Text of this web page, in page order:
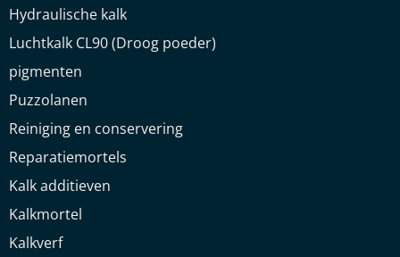
Hydraulische kalk
Luchtkalk CL90 (Droog poeder)
pigmenten
Puzzolanen
Reiniging en conservering
Reparatiemortels
Kalk additieven
Kalkmortel
Kalkverf